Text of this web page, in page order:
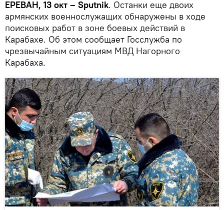
ЕРЕВАН, 13 окт – Sputnik. Останки еще двоих
армянских военнослужащих обнаружены в ходе
поисковых работ в зоне боевых действий в
Карабахе. Об этом сообщает Госслужба по
чрезвычайным ситуациям МВД Нагорного
Карабаха.